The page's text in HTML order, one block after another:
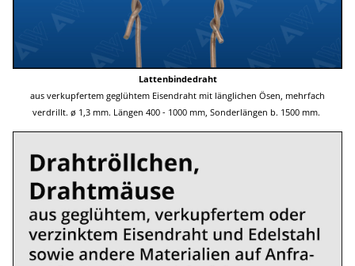
Lattenbindedraht
aus verkupfertem geglühtem Eisendraht mit länglichen Ösen, mehrfach
verdrillt. ø 1,3 mm. Längen 400 - 1000 mm, Sonderlängen b. 1500 mm.